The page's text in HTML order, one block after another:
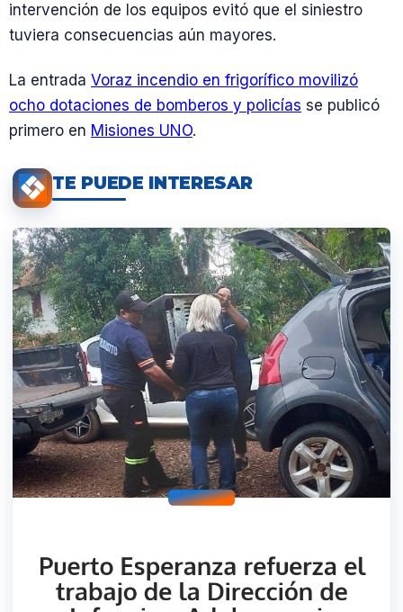
intervención de los equipos evitó que el siniestro
tuviera consecuencias aún mayores.
La entrada Voraz incendio en frigorífico movilizó
ocho dotaciones de bomberos y policías se publicó
primero en Misiones UNO.
TE PUEDE INTERESAR